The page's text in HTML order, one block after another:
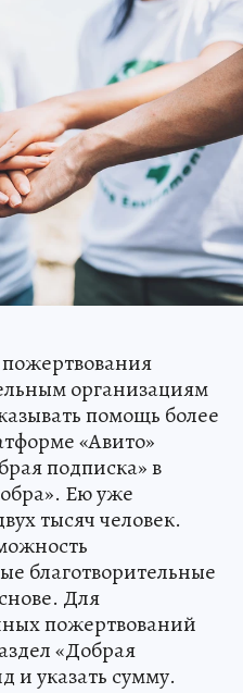
организациям
помощь более
«Авито»
подписка» в
Ею уже
тысяч человек.
благотворительные
Для
пожертвований
«Добрая
и указать сумму.